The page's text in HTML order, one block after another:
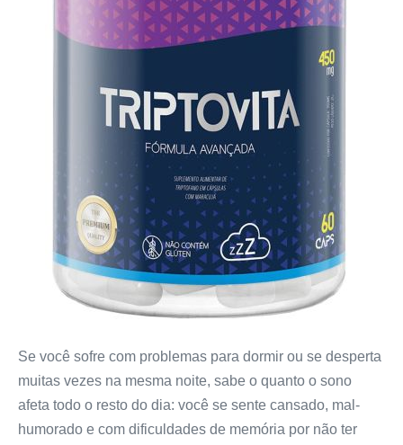
Se você sofre com problemas para dormir ou se desperta
muitas vezes na mesma noite, sabe o quanto o sono
afeta todo o resto do dia: você se sente cansado, mal-
humorado e com dificuldades de memória por não ter